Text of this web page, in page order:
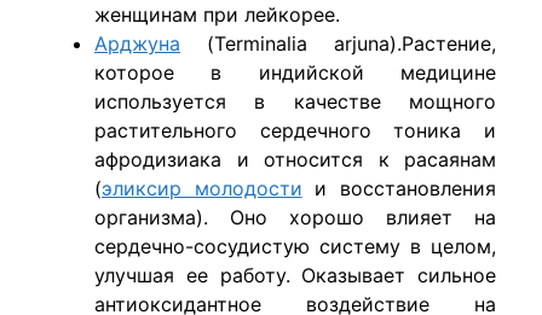
женщинам при лейкорее.
Арджуна (Terminalia arjuna).Растение,
которое в индийской медицине
используется в качестве мощного
растительного сердечного тоника и
афродизиака и относится к расаянам
(эликсир молодости и восстановления
организма). Оно хорошо влияет на
сердечно-сосудистую систему в целом,
улучшая ее работу. Оказывает сильное
антиоксидантное воздействие на